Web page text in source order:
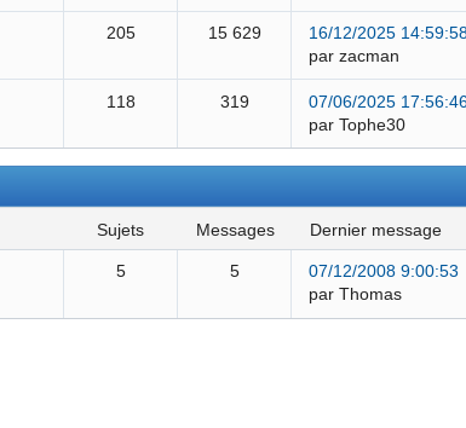
205 15 629
16/12/2025
par zacman
118 319
07/06/2025
par Tophe30
sujets messages dernier message
5 5
07/12/2008 9:00:53
par Thomas